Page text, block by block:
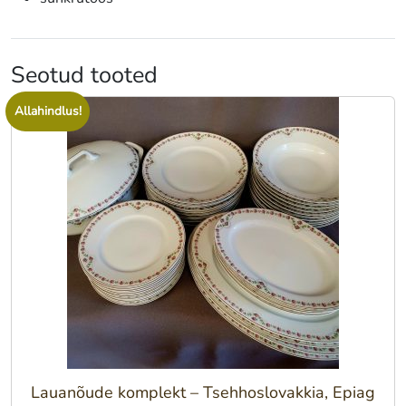
Seotud tooted
Allahindlus!
Lauanõude komplekt – Tsehhoslovakkia, Epiag